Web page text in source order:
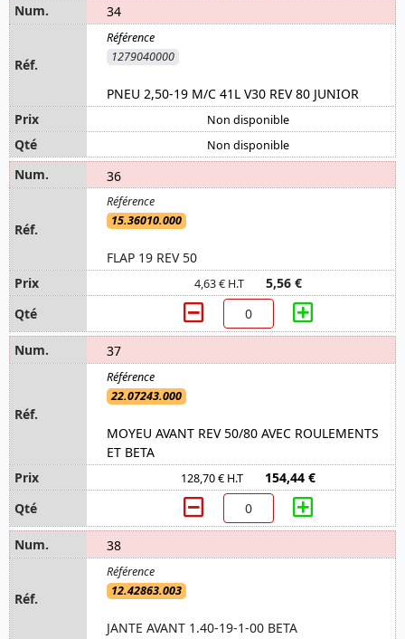
34
1279040000
PNEU 2,50-19 M/C 41L V30 REV 80 JUNIOR
Non disponible
Non disponible
36
15.36010.000
FLAP 19 REV 50
4,63 € H.T 5,56 €
37
22.07243.000
MOYEU AVANT REV 50/80 AVEC ROULEMENTS
ET BETA
128,70 € H.T 154,44 €
38
12.42863.003
JANTE AVANT 1.40-19-1-00 BETA